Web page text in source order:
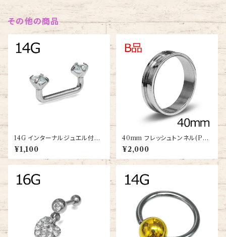
その他の商品
14G インターナルジュエル付き
サーフェイスバーベル(BZA08-
14G-SS-BA)
¥1,100
40mm フレッシュトンネル(PSS
CR-40M-SS)
¥2,000